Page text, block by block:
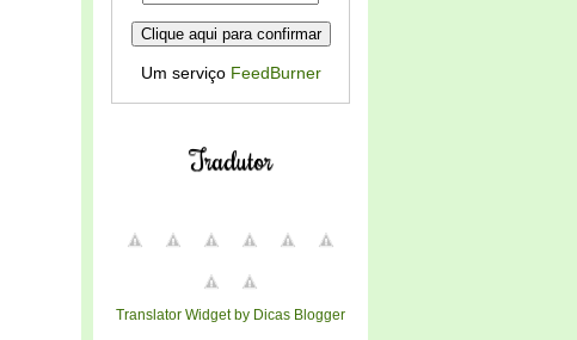
Um serviço FeedBurner
Tradutor
Translator Widget by Dicas Blogger